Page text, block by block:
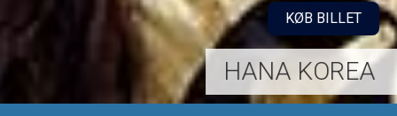
HANA KOREA
KØB BILLET